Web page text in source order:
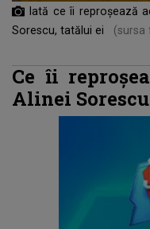
Iată ce îi reproșează
Sorescu, tatălui ei
(sursa
Ce îi
Alinei